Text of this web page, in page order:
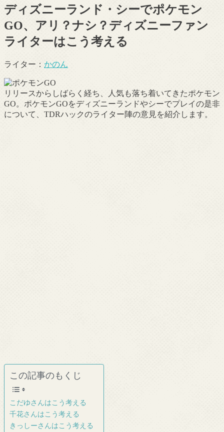
ディズニーランド・シーでポケモン
GO、アリ？ナシ？ディズニーファン
ライターはこう考える
ライター： かのん
リリースからしばらく経ち、人気も落ち着いてきたポケモン
GO。ポケモンGOをディズニーランドやシーでプレイの是非
について、TDRハックのライター陣の意見を紹介します。
この記事のもくじ
こだゆさんはこう考える
千花さんはこう考える
きっしーさんはこう考える